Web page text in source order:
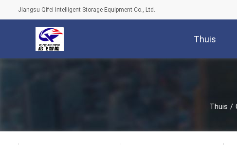
Jiangsu Qifei Intelligent Storage Equipment Co., Ltd.
Thuis
Thuis /